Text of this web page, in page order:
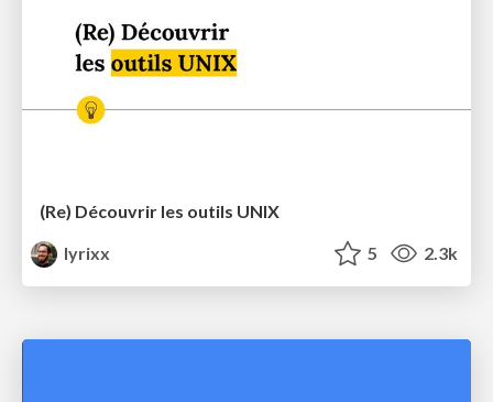
(Re) Découvrir les outils UNIX
lyrixx
5 2.3k